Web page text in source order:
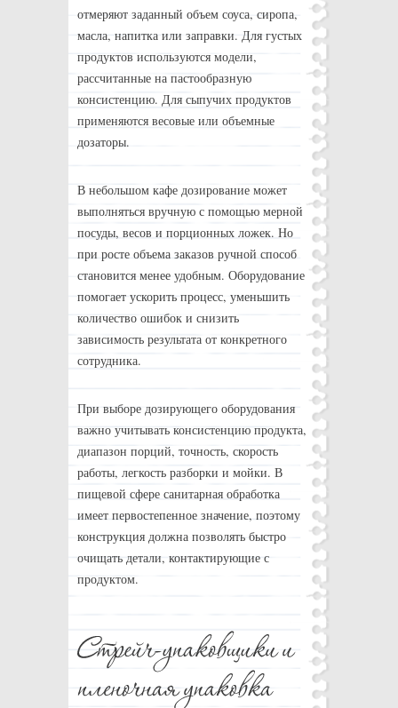
отмеряют заданный объем соуса, сиропа,
масла, напитка или заправки. Для густых
продуктов используются модели,
рассчитанные на пастообразную
консистенцию. Для сыпучих продуктов
применяются весовые или объемные
дозаторы.
В небольшом кафе дозирование может
выполняться вручную с помощью мерной
посуды, весов и порционных ложек. Но
при росте объема заказов ручной способ
становится менее удобным. Оборудование
помогает ускорить процесс, уменьшить
количество ошибок и снизить
зависимость результата от конкретного
сотрудника.
При выборе дозирующего оборудования
важно учитывать консистенцию продукта,
диапазон порций, точность, скорость
работы, легкость разборки и мойки. В
пищевой сфере санитарная обработка
имеет первостепенное значение, поэтому
конструкция должна позволять быстро
очищать детали, контактирующие с
продуктом.